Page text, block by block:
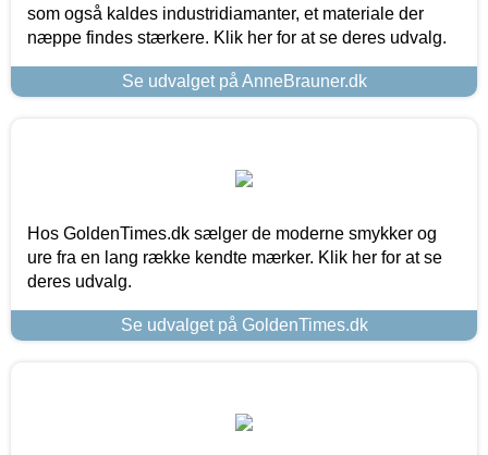
som også kaldes industridiamanter, et materiale der
næppe findes stærkere. Klik her for at se deres udvalg.
Se udvalget på AnneBrauner.dk
Hos GoldenTimes.dk sælger de moderne smykker og
ure fra en lang række kendte mærker. Klik her for at se
deres udvalg.
Se udvalget på GoldenTimes.dk